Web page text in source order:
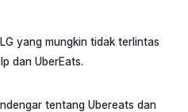
yang mungkin tidak terlintas
dan UberEats.
tentang Ubereats dan